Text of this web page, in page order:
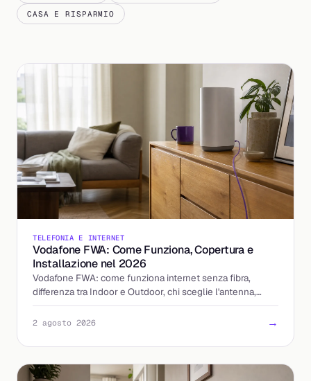
CASA E RISPARMIO
TELEFONIA E INTERNET
Vodafone FWA: Come Funziona, Copertura e
Installazione nel 2026
Vodafone FWA: come funziona internet senza fibra,
differenza tra Indoor e Outdoor, chi sceglie l'antenna,
tempi di installazione e costi aggiornati al 2026.
2 agosto 2026 →